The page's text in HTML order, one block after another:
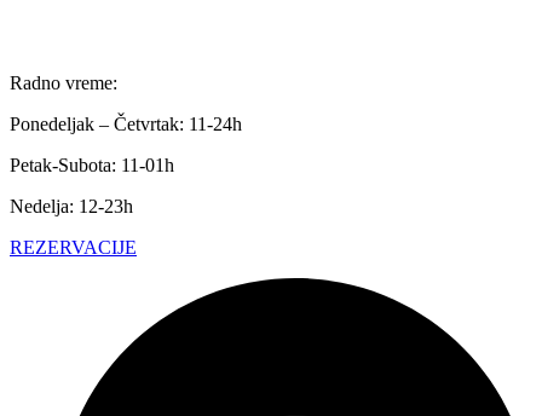
Radno vreme:
Ponedeljak – Četvrtak: 11-24h
Petak-Subota: 11-01h
Nedelja: 12-23h
REZERVACIJE